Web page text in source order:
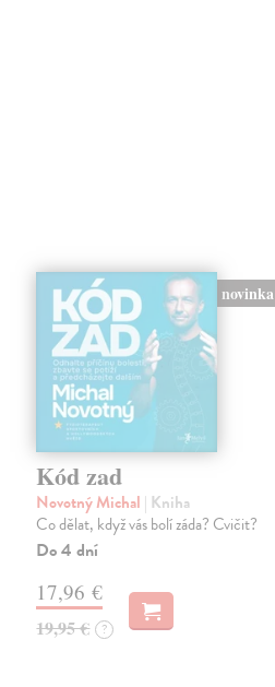
novinka
Kód zad
Novotný Michal | Kniha
Co dělat, když vás bolí záda? Cvičit?
Do 4 dní
17,96 €
19,95 € ?